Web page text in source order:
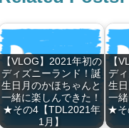
【VLOG】2021年初の
ディズニーランド！誕
生日月のかほちゃんと
一緒に楽しんできた！
★その4【TDL2021年
1月】
【
デ
生
一
★そ